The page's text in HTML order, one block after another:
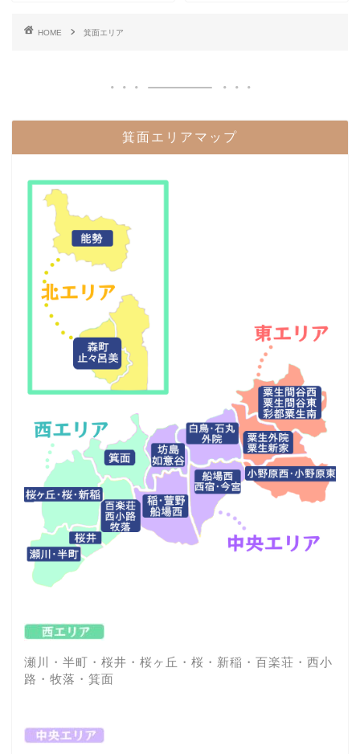
HOME 箕面エリア
箕面エリアマップ
瀬川・半町・桜井・桜ヶ丘・桜・新稲・百楽荘・西小
路・牧落・箕面